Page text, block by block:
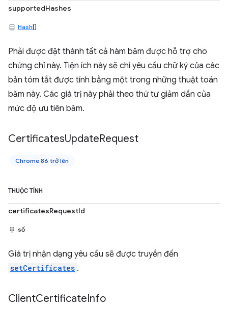
supportedHashes
Hash[]
Phải được đặt thành tất cả hàm băm được hỗ trợ cho
chứng chỉ này. Tiện ích này sẽ chỉ yêu cầu chữ ký của các
bản tóm tắt được tính bằng một trong những thuật toán
băm này. Các giá trị này phải theo thứ tự giảm dần của
mức độ ưu tiên băm.
CertificatesUpdateRequest
Chrome 86 trở lên
THUỘC TÍNH
certificatesRequestId
số
Giá trị nhận dạng yêu cầu sẽ được truyền đến
setCertificates .
ClientCertificateInfo